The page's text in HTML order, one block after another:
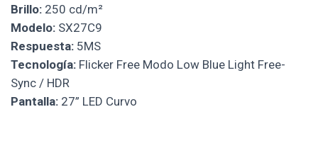
Brillo: 250 cd/m²
Modelo: SX27C9
Respuesta: 5MS
Tecnología: Flicker Free Modo Low Blue Light Free-
Sync / HDR
Pantalla: 27” LED Curvo